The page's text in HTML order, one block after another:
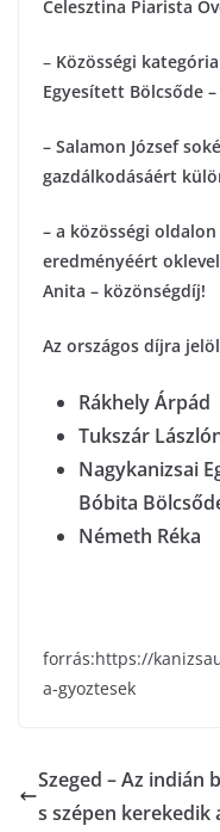
Celesztina Piarista
– Közösségi kategória
Egyesített Bölcsőde
– Salamon József
gazdálkodásáért
– a közösségi
eredményéért
Anita – közönségdíj!
Az országos díjra
Rákhely Árpád
Tukszár
Nagykanizsai
Bóbita
Németh Réka
forrás:https://
a-gyoztesek
Szeged – Az indián
s szépen kerekedik